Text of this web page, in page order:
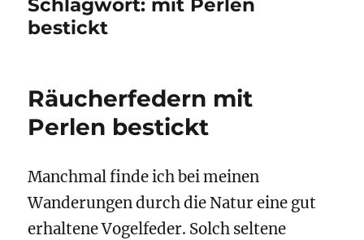
Schlagwort: mit Perlen
bestickt
Räucherfedern mit
Perlen bestickt
Manchmal finde ich bei meinen
Wanderungen durch die Natur eine gut
erhaltene Vogelfeder. Solch seltene